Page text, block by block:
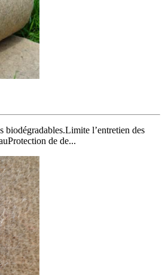
biodégradables.Limite l’entretien des
de de...